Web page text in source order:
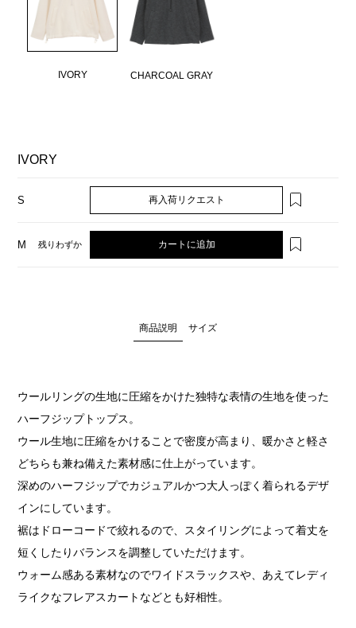
IVORY CHARCOAL GRAY
IVORY
S 再入荷リクエスト
M 残りわずか カートに追加
商品説明 サイズ
ウールリングの生地に圧縮をかけた独特な表情の生地を使った
ハーフジップトップス。
ウール生地に圧縮をかけることで密度が高まり、暖かさと軽さ
どちらも兼ね備えた素材感に仕上がっています。
深めのハーフジップでカジュアルかつ大人っぽく着られるデザ
インにしています。
裾はドローコードで絞れるので、スタイリングによって着丈を
短くしたりバランスを調整していただけます。
ウォーム感ある素材なのでワイドスラックスや、あえてレディ
ライクなフレアスカートなどとも好相性。